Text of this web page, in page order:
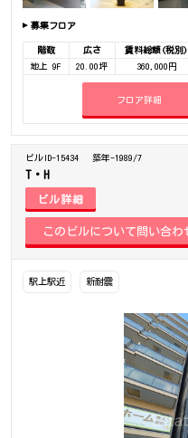
募集フロア
階数 広さ 賃料総額(税別)
地上 9F
20.00坪 360,000円
フロア詳細
ビルID-15434 築年-1989/7
T・H
ビル詳細
駅上駅近 新耐震